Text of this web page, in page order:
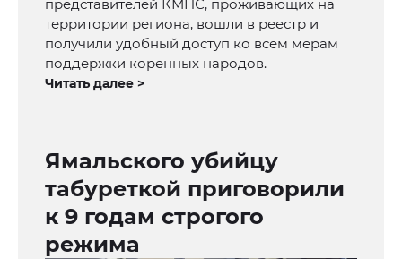
представителей КМНС, проживающих на
территории региона, вошли в реестр и
получили удобный доступ ко всем мерам
поддержки коренных народов.
Читать далее >
Ямальского убийцу
табуреткой приговорили
к 9 годам строгого
режима